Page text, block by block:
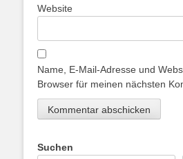
Website
Name, E-Mail-Adresse und
Browser für meinen nächsten
Suchen